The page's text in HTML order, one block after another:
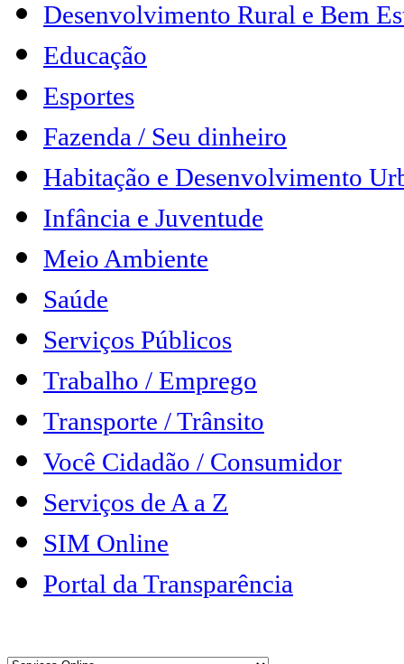
Desenvolvimento Rural e Bem
Educação
Esportes
Fazenda / Seu dinheiro
Habitação e Desenvolvimento
Infância e Juventude
Meio Ambiente
Saúde
Serviços Públicos
Trabalho / Emprego
Transporte / Trânsito
Você Cidadão / Consumidor
Serviços de A a Z
SIM Online
Portal da Transparência